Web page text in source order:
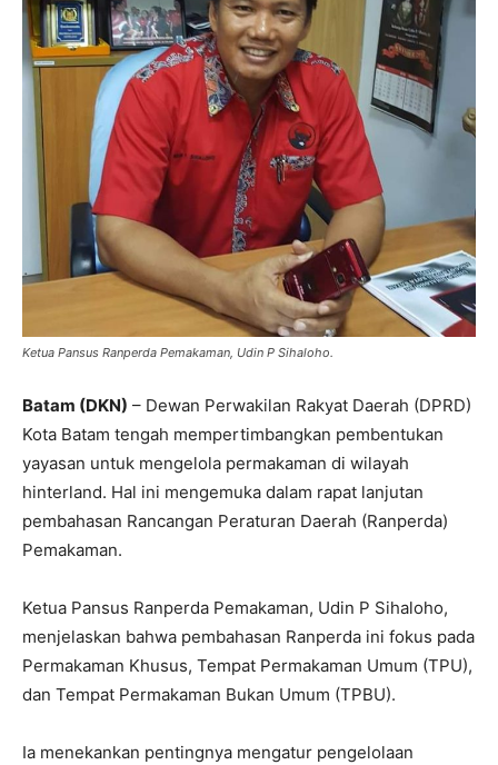
Ketua Pansus Ranperda Pemakaman, Udin P Sihaloho.
Batam (DKN) – Dewan Perwakilan Rakyat Daerah (DPRD)
Kota Batam tengah mempertimbangkan pembentukan
yayasan untuk mengelola permakaman di wilayah
hinterland. Hal ini mengemuka dalam rapat lanjutan
pembahasan Rancangan Peraturan Daerah (Ranperda)
Pemakaman.
Ketua Pansus Ranperda Pemakaman, Udin P Sihaloho,
menjelaskan bahwa pembahasan Ranperda ini fokus pada
Permakaman Khusus, Tempat Permakaman Umum (TPU),
dan Tempat Permakaman Bukan Umum (TPBU).
Ia menekankan pentingnya mengatur pengelolaan